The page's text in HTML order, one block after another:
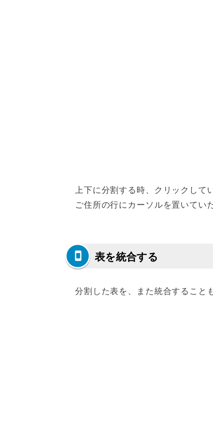
上下に分割する時、クリックして
ご住所の行にカーソルを置いてい
表を統合する
分割した表を、また統合すること